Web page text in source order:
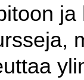
ja